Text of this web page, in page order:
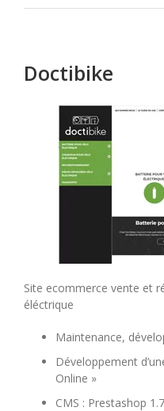
Galerie
Doctibike
Site ecommerce vente et
éléctrique
Maintenance,
Développement
Online »
CMS : Prestashop 1.7